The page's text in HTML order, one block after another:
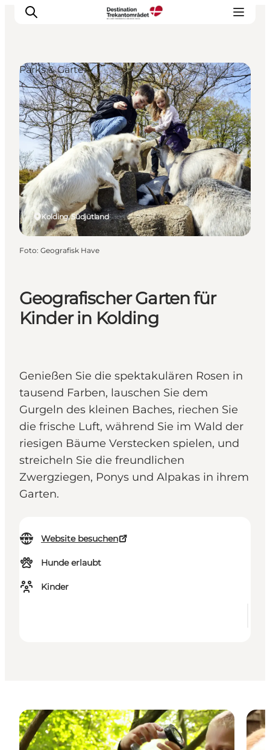
LEGOLAND® Billund Resort
Städte
Erlebnisse
Unterkünfte
Reiseplanung
Tickets
Geografischer Garten für
Kinder in Kolding
Genießen Sie die spektakulären Rosen in
tausend Farben, lauschen Sie dem
Gurgeln des kleinen Baches, riechen Sie
die frische Luft, während Sie im Wald der
riesigen Bäume Verstecken spielen, und
streicheln Sie die freundlichen
Zwergziegen, Ponys und Alpakas in ihrem
Garten.
Website besuchen
Hunde erlaubt
Kinder
Kolding, Südjütland
Parks & Gärten
Foto: Geografisk Have